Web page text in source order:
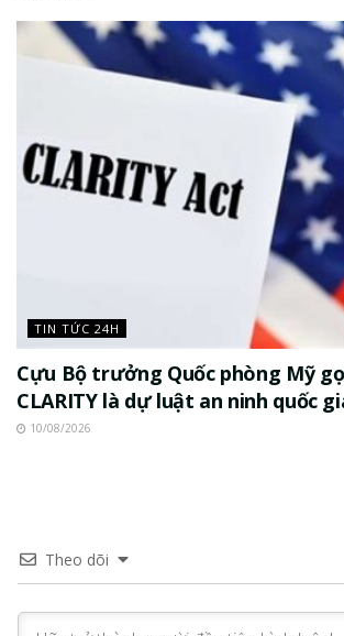
TIN TỨC 24H
Cựu Bộ trưởng Quốc phòng Mỹ
CLARITY là dự luật an ninh quốc
10/08/2026
Theo dõi